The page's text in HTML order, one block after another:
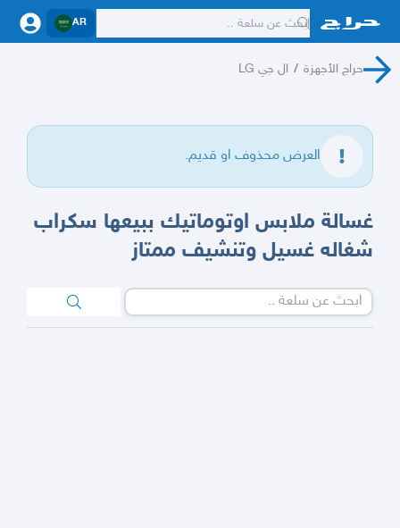
AR
حراج الأجهزة / ال جي LG
العرض محذوف او قديم.
غسالة ملابس اوتوماتيك ببيعها سكراب
شغاله غسيل وتنشيف ممتاز